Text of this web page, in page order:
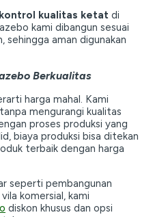
kontrol kualitas ketat di
kami dibangun sesuai
sehingga aman digunakan
Berkualitas
harga mahal. Kami
tanpa mengurangi kualitas
proses produksi yang
biaya produksi bisa ditekan
terbaik dengan harga
seperti pembangunan
komersial, kami
diskon khusus dan opsi